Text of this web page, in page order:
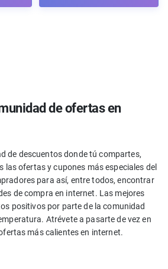
de ofertas en
de descuentos donde tú compartes,
las ofertas y cupones más especiales del
para así, entre todos, encontrar
de compra en internet. Las mejores
positivos por parte de la comunidad
Atrévete a pasarte de vez en
más calientes en internet.